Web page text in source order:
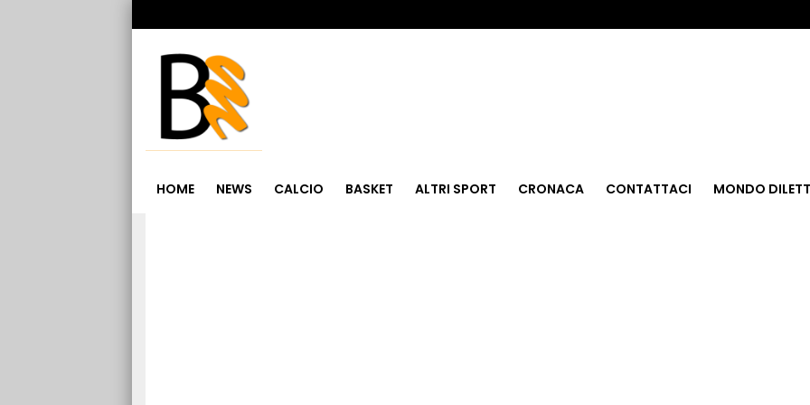
HOME NEWS CALCIO BASKET ALTRI SPORT CRONACA CONTATTACI MONDO